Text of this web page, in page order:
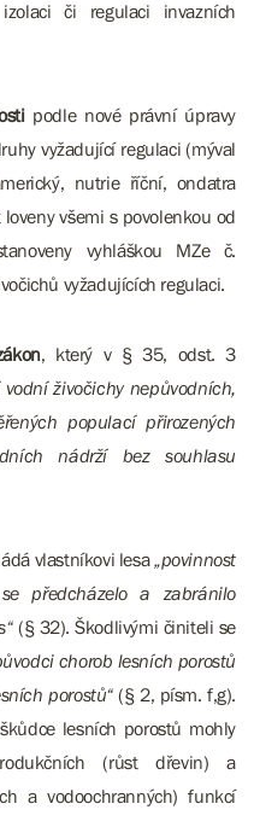
či regulaci invazních
podle nové právní úpravy
vyžadující regulaci (mýval
nutrie říční, ondatra
všemi s povolenkou od
vyhláškou MZe č.
vyžadujících regulaci.
, který v § 35, odst. 3
živočichy nepůvodních,
populací přirozených
nádrží bez souhlasu
vlastníkovi lesa„povinnost
předcházelo a zabránilo
(§ 32). Škodlivými činiteli se
chorob lesních porostů
porostů“(§ 2, písm. f,g).
lesních porostů mohly
(růst dřevin) a
a vodoochranných) funkcí